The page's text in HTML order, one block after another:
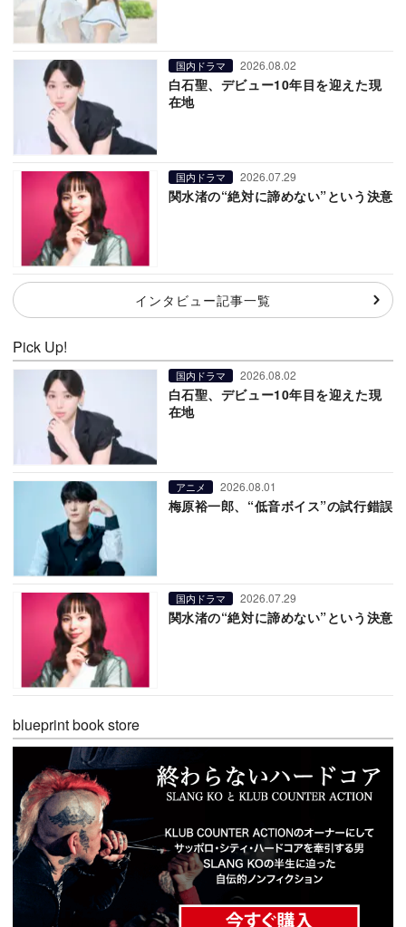
国内ドラマ 2026.08.02
白石聖、デビュー10年目を迎えた現
在地
国内ドラマ 2026.07.29
関水渚の“絶対に諦めない”という決意
インタビュー記事一覧
Pick Up!
国内ドラマ 2026.08.02
白石聖、デビュー10年目を迎えた現
在地
アニメ 2026.08.01
梅原裕一郎、“低音ボイス”の試行錯誤
国内ドラマ 2026.07.29
関水渚の“絶対に諦めない”という決意
blueprint book store